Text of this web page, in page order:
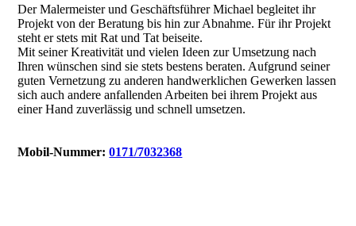
Der Malermeister und Geschäftsführer Michael begleitet ihr
Projekt von der Beratung bis hin zur Abnahme. Für ihr Projekt
steht er stets mit Rat und Tat beiseite.
Mit seiner Kreativität und vielen Ideen zur Umsetzung nach
Ihren wünschen sind sie stets bestens beraten. Aufgrund seiner
guten Vernetzung zu anderen handwerklichen Gewerken lassen
sich auch andere anfallenden Arbeiten bei ihrem Projekt aus
einer Hand zuverlässig und schnell umsetzen.
Mobil-Nummer:0171/7032368